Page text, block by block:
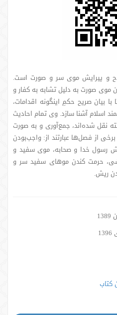
و پیرایش موی سر و صورت است.
موی صورت به دلیل تشابه به کفار و
بیان صریح حکمِ اینگونه اقدامات،
اسلام آشنا سازد. وی تمام احادیث
نقل شده‌اند، جمع‌آوری و به صورت
از فصل‌ها عبارتند از: واجب‌بودن
رسول خدا و صحابه، موی سفید و
حرمت کندن موهای سفید سر و
ریش.
کتاب